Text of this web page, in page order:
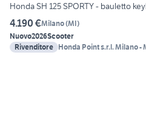
Honda SH 125 SPORTY - bauletto
4.190 €Milano(MI)
Nuovo2026Scooter
Rivenditore Honda Point s.r.l. Milano -